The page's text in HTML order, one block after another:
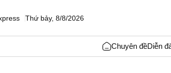
Thứ bảy, 8/8/2026
Chuyên đềDiễn